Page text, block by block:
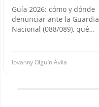
Guía 2026: cómo y dónde
denunciar ante la Guardia
Nacional (088/089), qué…
Iovanny Olguín Ávila